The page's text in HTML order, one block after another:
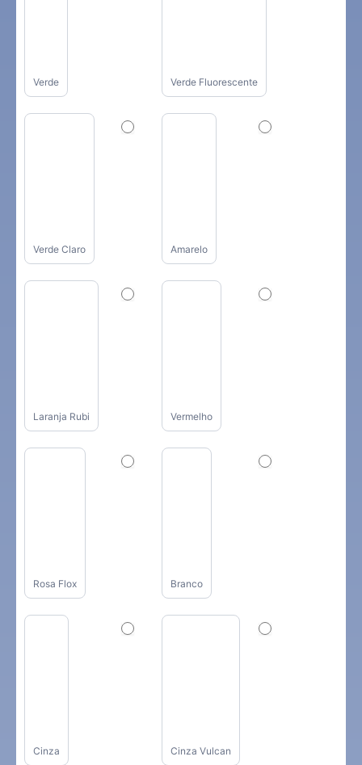
Verde Verde Fluorescente
Verde Claro Amarelo
Laranja Rubi Vermelho
Rosa Flox Branco
Cinza Cinza Vulcan